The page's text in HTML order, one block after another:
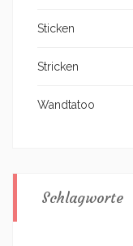
Sticken
Stricken
Wandtatoo
Schlagworte